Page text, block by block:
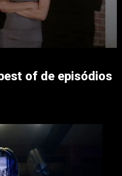
of de episódios